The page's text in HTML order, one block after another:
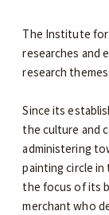
The Institute for
researches and
research
Since its
the culture and
administering
painting circle
the focus of its
merchant who